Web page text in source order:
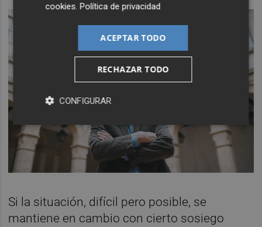
Si la situación, difícil pero posible, se
mantiene en cambio con cierto sosiego
cookies .Política de privacidad
ACEPTAR TODO
RECHAZAR TODO
CONFIGURAR